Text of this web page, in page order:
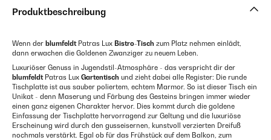
Produktbeschreibung
Wenn der blumfeldtPatras Lux Bistro-Tisch zum Platz nehmen einlädt,
dann erwachen die Goldenen Zwanziger zu neuem Leben.
Luxuriöser Genuss in Jugendstil-Atmosphäre - das verspricht dir der
blumfeldtPatras Lux Gartentisch und zieht dabei alle Register: Die runde
Tischplatte ist aus sauber poliertem, echtem Marmor. So ist dieser Tisch ein
Unikat - denn Maserung und Färbung des Gesteins bringen immer wieder
einen ganz eigenen Charakter hervor. Dies kommt durch die goldene
Einfassung der Tischplatte hervorragend zur Geltung und die luxuriöse
Erscheinung wird durch den gusseisernen, kunstvoll verzierten Dreifuß
nochmals verstärkt. Egal ob für das Frühstück auf dem Balkon, zum